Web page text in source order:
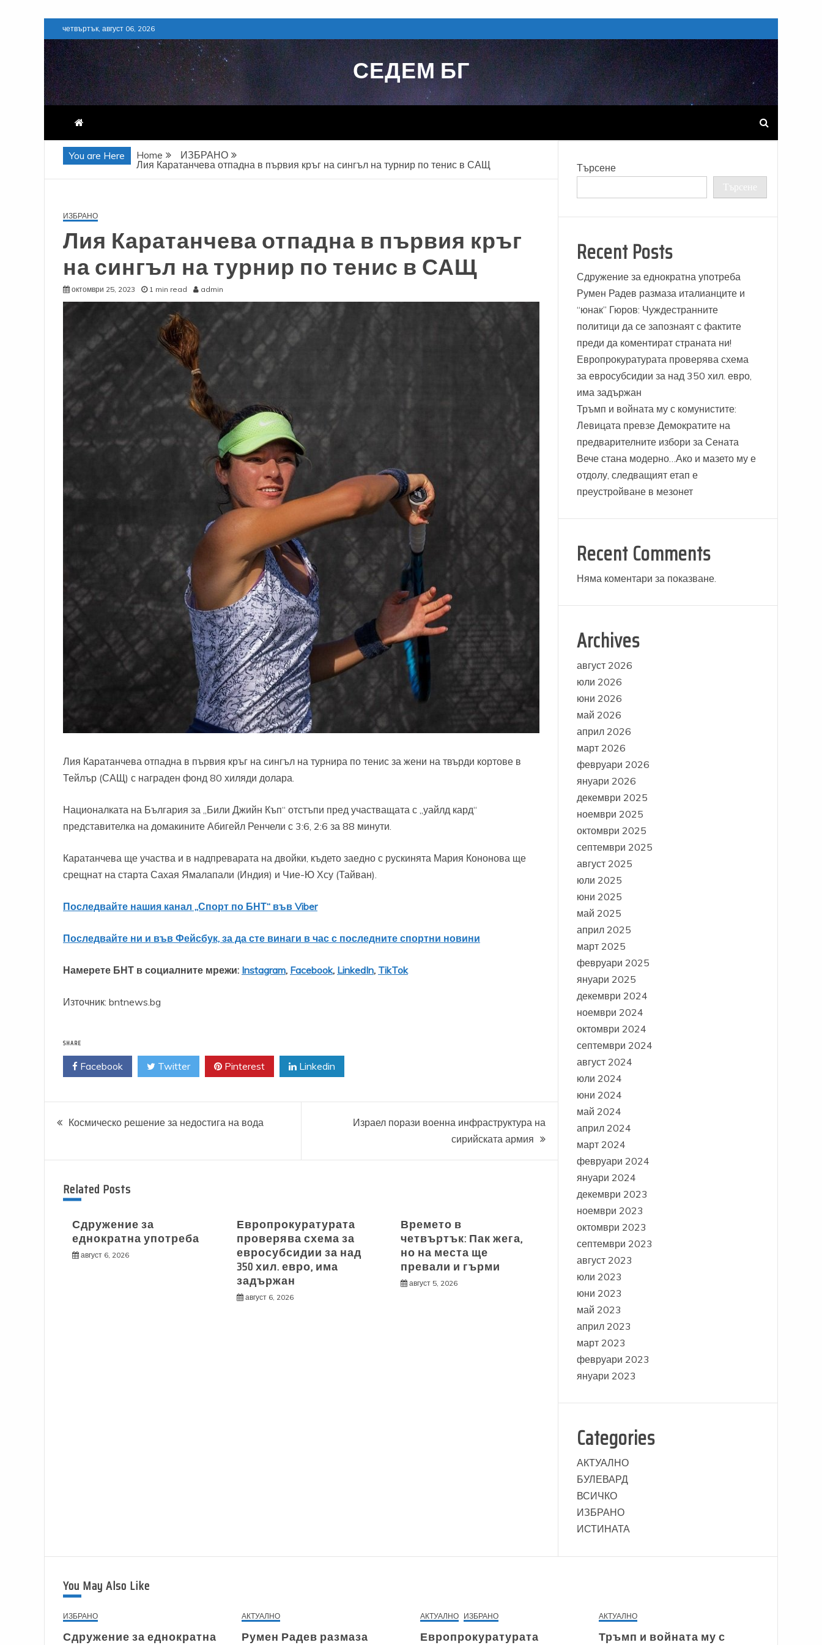
to
content
четвъртък, август 06, 2026
СЕДЕМ БГ
You are Here Home
ИЗБРАНО
Лия Каратанчева отпадна в първия кръг на сингъл на турнир по тенис в САЩ
ИЗБРАНО
Лия Каратанчева отпадна в първия кръг
на сингъл на турнир по тенис в САЩ
октомври 25, 2023 1 min read admin
Лия Каратанчева отпадна в първия кръг на сингъл на турнира по тенис за жени на твърди кортове в
Тейлър (САЩ) с награден фонд 80 хиляди долара.
Националката на България за „Били Джийн Къп“ отстъпи пред участващата с „уайлд кард“
представителка на домакините Абигейл Ренчели с 3:6, 2:6 за 88 минути.
Каратанчева ще участва и в надпреварата на двойки, където заедно с рускинята Мария Кононова ще
срещнат на старта Сахая Ямалапали (Индия) и Чие-Ю Хсу (Тайван).
Последвайте нашия канал „Спорт по БНТ“ във Viber
Последвайте ни и във Фейсбук, за да сте винаги в час с последните спортни новини
Намерете БНТ в социалните мрежи: Instagram, Facebook, LinkedIn, TikTok
Източник: bntnews.bg
SHARE
Facebook Twitter Pinterest Linkedin
Навигация
Космическо решение за недостига на вода
Израел порази военна инфраструктура на
сирийската армия
Related Posts
Сдружение за
еднократна употреба
август 6, 2026
Европрокуратурата
проверява схема за
евросубсидии за над
350 хил. евро, има
задържан
август 6, 2026
Времето в
четвъртък: Пак жега,
но на места ще
превали и гърми
август 5, 2026
Търсене
Търсене
Recent Posts
Сдружение за еднократна употреба
Румен Радев размаза италианците и
“юнак” Гюров: Чуждестранните
политици да се запознаят с фактите
преди да коментират страната ни!
Европрокуратурата проверява схема
за евросубсидии за над 350 хил. евро,
има задържан
Тръмп и войната му с комунистите:
Левицата превзе Демократите на
предварителните избори за Сената
Вече стана модерно…Ако и мазето му е
отдолу, следващият етап е
преустройване в мезонет
Recent Comments
Няма коментари за показване.
Archives
август 2026
юли 2026
юни 2026
май 2026
април 2026
март 2026
февруари 2026
януари 2026
декември 2025
ноември 2025
октомври 2025
септември 2025
август 2025
юли 2025
юни 2025
май 2025
април 2025
март 2025
февруари 2025
януари 2025
декември 2024
ноември 2024
октомври 2024
септември 2024
август 2024
юли 2024
юни 2024
май 2024
април 2024
март 2024
февруари 2024
януари 2024
декември 2023
ноември 2023
октомври 2023
септември 2023
август 2023
юли 2023
юни 2023
май 2023
април 2023
март 2023
февруари 2023
януари 2023
Categories
АКТУАЛНО
БУЛЕВАРД
ВСИЧКО
ИЗБРАНО
ИСТИНАТА
You May Also Like
ИЗБРАНО
Сдружение за еднократна
АКТУАЛНО
Румен Радев размаза
АКТУАЛНО ИЗБРАНО
Европрокуратурата
АКТУАЛНО
Тръмп и войната му с